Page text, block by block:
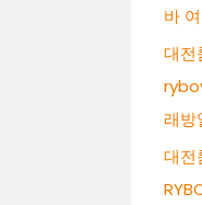
바
대전
래방
대전